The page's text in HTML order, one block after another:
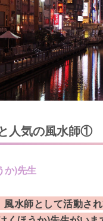
人気の風水師①
か)先生
風水師として活動さ